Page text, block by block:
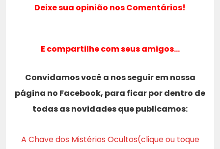
Deixe sua opinião nos Comentários!
E compartilhe com seus amigos…
Convidamos você a nos seguir em nossa
página no Facebook, para ficar por dentro de
todas as novidades que publicamos:
A Chave dos Mistérios Ocultos(clique ou toque